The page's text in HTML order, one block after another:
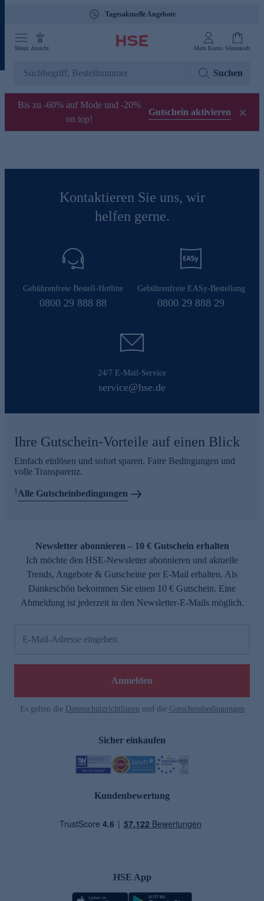
Tagesaktuelle Angebote
Menü Ansicht Mein Konto Warenkorb
Suchen
Bis zu -60% auf Mode und -20%
on top!
Gutschein aktivieren
Kontaktieren Sie uns, wir
helfen gerne.
Gebührenfreie Bestell-Hotline
0800 29 888 88
Gebührenfreie EASy-Bestellung
0800 29 888 29
24/7 E-Mail-Service
service@hse.de
Ihre Gutschein-Vorteile auf einen Blick
Einfach einlösen und sofort sparen. Faire Bedingungen und
volle Transparenz.
1Alle Gutscheinbedingungen
Newsletter abonnieren – 10 € Gutschein erhalten
Ich möchte den HSE-Newsletter abonnieren und aktuelle
Trends, Angebote & Gutscheine per E-Mail erhalten. Als
Dankeschön bekommen Sie einen 10 € Gutschein. Eine
Abmeldung ist jederzeit in den Newsletter-E-Mails möglich.
E-Mail-Adresse eingeben
Anmelden
Es gelten die Datenschutzrichtlinien und die Gutscheinbedingungen
Sicher einkaufen
Kundenbewertung
HSE App